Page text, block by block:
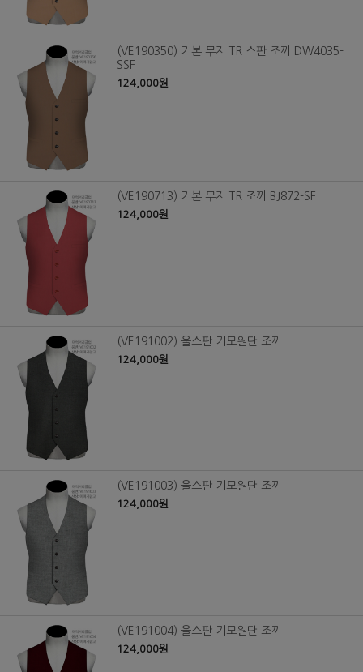
(VE190350) 기본 무지 TR 스판 조끼 DW4035-
SSF
124,000원
(VE190713) 기본 무지 TR 조끼 BJ872-SF
124,000원
(VE191002) 울스판 기모원단 조끼
124,000원
(VE191003) 울스판 기모원단 조끼
124,000원
(VE191004) 울스판 기모원단 조끼
124,000원